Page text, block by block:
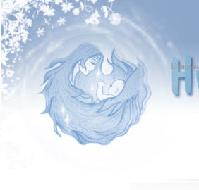
Главная